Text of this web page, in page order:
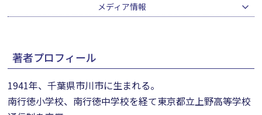
メディア情報
著者プロフィール
1941年、千葉県市川市に生まれる。
南行徳小学校、南行徳中学校を経て東京都立上野高等学校